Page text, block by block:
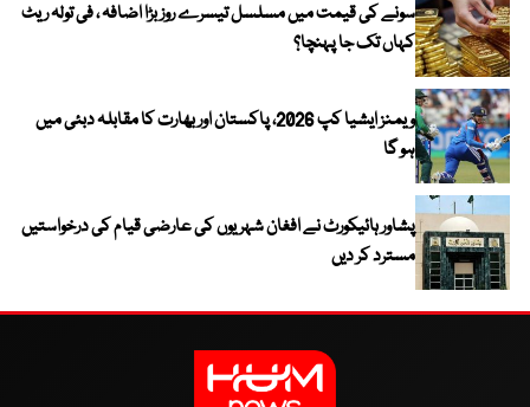
سونے کی قیمت میں مسلسل تیسرے روز بڑا اضافہ ، فی تولہ ریٹ
کہاں تک جا پہنچا؟
ویمنز ایشیا کپ 2026، پاکستان اور بھارت کا مقابلہ دبئی میں
ہو گا
پشاور ہائیکورٹ نے افغان شہریوں کی عارضی قیام کی درخواستیں
مسترد کر دیں